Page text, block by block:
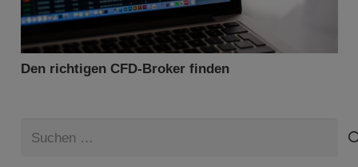
Den richtigen CFD-Broker finden